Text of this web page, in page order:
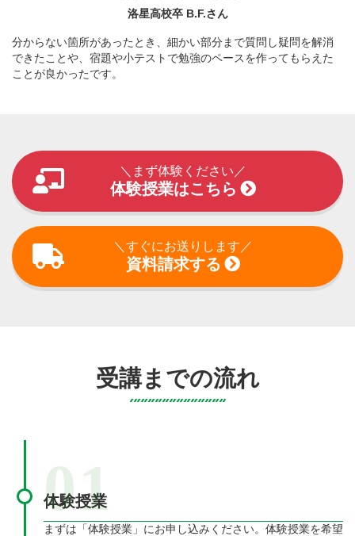
洛星高校卒 B.F.さん
分からない箇所があったとき、細かい部分まで質問し疑問を解消
できたことや、宿題や小テストで勉強のペースを作ってもらえた
ことが良かったです。
＼まず体験ください／
体験授業はこちら
＼すぐにお送りします／
資料請求する
受講までの流れ
01
体験授業
まずは「体験授業」にお申し込みください。体験授業を希望